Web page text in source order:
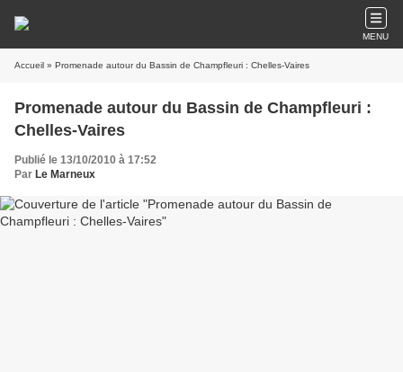
MENU
Accueil » Promenade autour du Bassin de Champfleuri : Chelles-Vaires
Promenade autour du Bassin de Champfleuri :
Chelles-Vaires
Publié le 13/10/2010 à 17:52
Par Le Marneux